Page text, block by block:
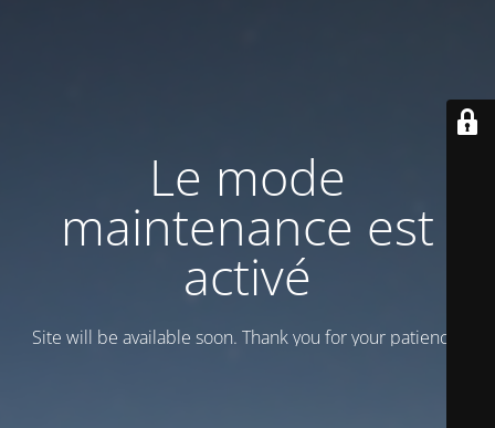
Le mode
maintenance est
activé
Site will be available soon. Thank you for your patience!